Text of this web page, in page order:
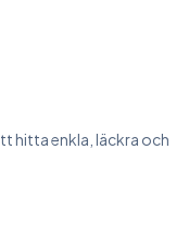
hitta enkla, läckra och